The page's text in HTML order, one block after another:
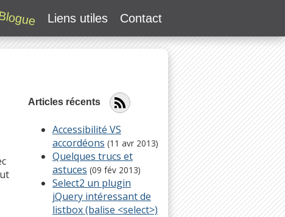
Liens utiles Contact
Articles récents
Accessibilité VS
accordéons (11 avr 2013)
Quelques trucs et
astuces (09 fév 2013)
Select2 un plugin
jQuery intéressant de
listbox (balise <select>)